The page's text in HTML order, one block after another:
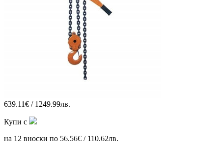
639.11€ / 1249.99лв.
Купи с
на 12 вноски по 56.56€ / 110.62лв.